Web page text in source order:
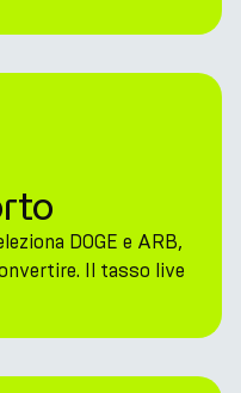
DOGE e ARB,
Il tasso live